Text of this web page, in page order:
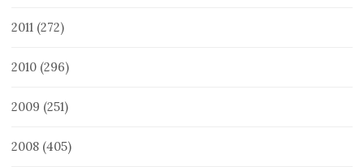
2011 (272)
2010 (296)
2009 (251)
2008 (405)